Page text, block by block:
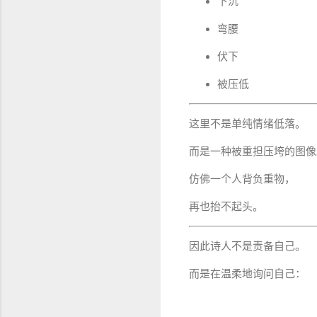
弯腰
伏下
被压低
这里不是单纯情绪低落。
而是一种被重担压垮的图像
仿佛一个人背负重物，
再也抬不起头。
因此诗人不是责备自己。
而是在温柔地询问自己：